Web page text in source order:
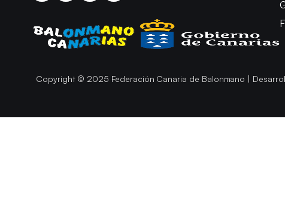
Copyright © 2025 Federación Canaria de Balonmano |